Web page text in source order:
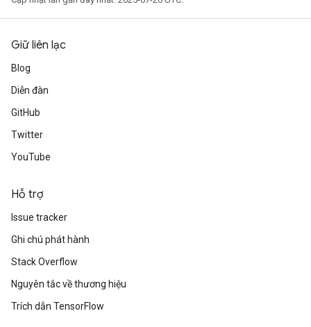
Giữ liên lạc
Blog
Diễn đàn
GitHub
Twitter
YouTube
Hỗ trợ
Issue tracker
Ghi chú phát hành
Stack Overflow
Nguyên tắc về thương hiệu
Trích dẫn TensorFlow